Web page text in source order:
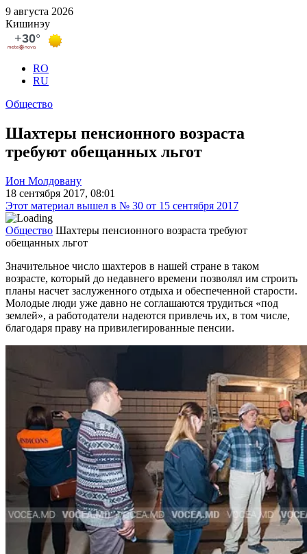
9 августа 2026
Кишинэу
RO
RU
Общество
Шахтеры пенсионного возраста
требуют обещанных льгот
Ион Молдовану
18 сентября 2017, 08:01
Этот материал вышел в № 30 от 15 сентября 2017
Общество Шахтеры пенсионного возраста требуют
обещанных льгот
Значительное число шахтеров в нашей стране в таком
возрасте, ко­торый до недавнего времени поз­волял им строить
планы насчет за­служенного отдыха и обеспеченной старости.
Молодые люди уже дав­но не соглашаются трудиться «под
землей», а работодатели надеют­ся привлечь их, в том числе,
благо­даря праву на привилегированные пенсии.